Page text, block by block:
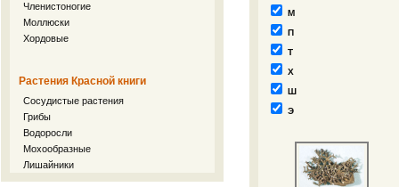
Членистоногие
Моллюски
Хордовые
Растения Красной книги
Сосудистые растения
Грибы
Водоросли
Мохообразные
Лишайники
М
П
Т
Х
Ш
Э